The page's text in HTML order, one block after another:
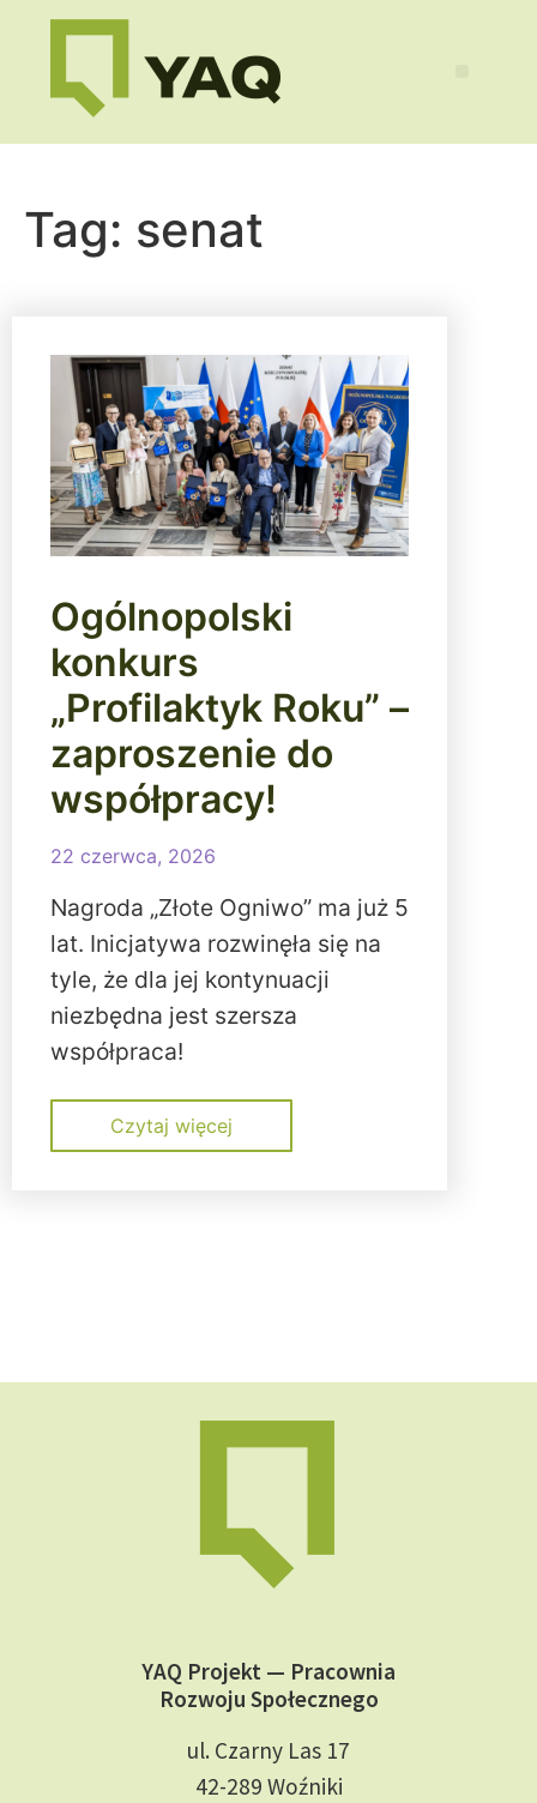
Tag: senat
Ogólnopolski
konkurs
„Profilaktyk Roku” –
zaproszenie do
współpracy!
22 czerwca, 2026
Nagroda „Złote Ogniwo” ma już 5
lat. Inicjatywa rozwinęła się na
tyle, że dla jej kontynuacji
niezbędna jest szersza
współpraca!
Czytaj więcej
YAQ Projekt — Pracownia
Rozwoju Społecznego
ul. Czarny Las 17
42-289 Woźniki